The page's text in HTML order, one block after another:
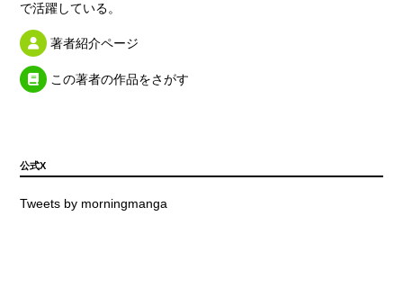
で活躍している。
著者紹介ページ
この著者の作品をさがす
公式X
Tweets by morningmanga